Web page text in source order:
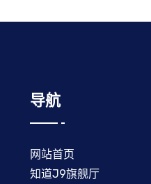
导航
网站首页
知道J9旗舰厅